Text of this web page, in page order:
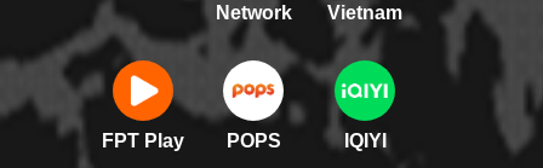
Network
Vietnam
FPT Play POPS IQIYI